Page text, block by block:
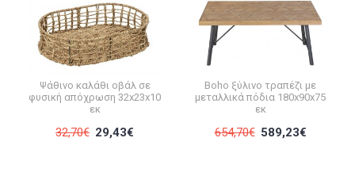
Ψάθινο καλάθι οβάλ σε
φυσική απόχρωση 32x23x10
εκ
32,70€ 29,43€
Boho ξύλινο τραπέζι με
μεταλλικά πόδια 180x90x75
εκ
654,70€ 589,23€